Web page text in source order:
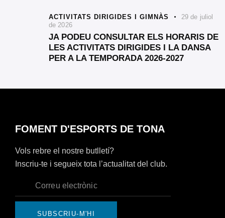
ACTIVITATS DIRIGIDES I GIMNÀS
29 de juliol
de 2026
JA PODEU CONSULTAR ELS HORARIS DE
LES ACTIVITATS DIRIGIDES I LA DANSA
PER A LA TEMPORADA 2026-2027
FOMENT D'ESPORTS DE TONA
Vols rebre el nostre butlletí?
Inscriu-te i segueix tota l’actualitat del club.
SUBSCRIU-M'HI